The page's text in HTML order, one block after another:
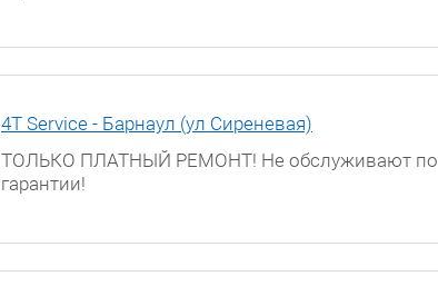
4T Service - Барнаул (ул Сиреневая)
ТОЛЬКО ПЛАТНЫЙ РЕМОНТ! Не обслуживают по
гарантии!